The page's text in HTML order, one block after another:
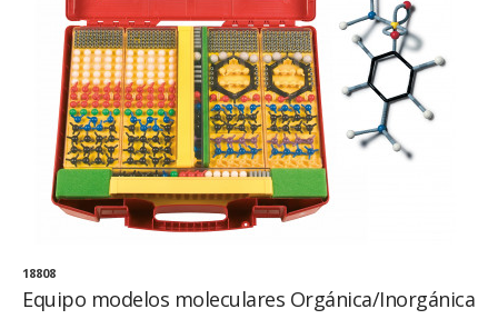
18808
Equipo modelos moleculares Orgánica/Inorgánica